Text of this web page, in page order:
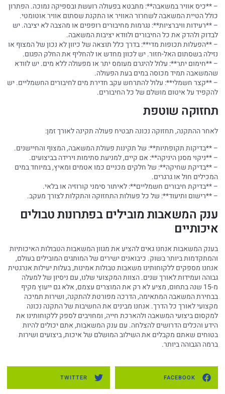
– **כיס אוויר במשאבה**: מתבטא בפעולה רועשת ובספיקה נמוכה. הפתרון
כולל הטיית המשאבה לשחרור האוויר או התקנת שסתום אוויר אוטומטי.
– **רעידות וויברציות**: נגרמות מחיבורים רופפים או מהצבה לא יציבה. יש
לבדוק ולהדק את כל החיבורים ולוודא יציבות המשאבה.
– **הפעלות תכופות מדי**: בדרך כלל תוצאה של כיוון לא נכון של המצוף או
נזילה בשסתום האל-חזור. יש לכוון מחדש או להחליף את החלק הפגום.
– **חימום יתר**: עלול להיגרם מעומס יתר או מפעולה ללא מים. יש לוודא
שהמשאבה תמיד מכוסה במים בעת הפעולה.
– **קצר חשמלי**: עלול להתרחש עקב חדירת מים לחיבורים החשמליים. יש
להקפיד על איטום מושלם של כל החיבורים.
תחזוקה שוטפת
לאחר ההתקנה, תחזוקה נכונה תבטיח פעולה תקינה לאורך זמן:
– **בדיקות תקופתיות**: של תקינות פעולת המשאבה, המצוף והחיישנים.
– **ניקוי מסנן היניקה**: אם קיים, למניעת סתימות וירידה בביצועים.
– **בדיקת שחיקה**: של חלקים מכניים כמו אטמים ומאיץ, במיוחד במים
המכילים חול או גרגרים.
– **בדיקת חיבורים חשמליים**: לאיתור סימני קורוזיה או בלאי.
– **רישום ותיעוד**: של כל פעולות התחזוקה והתקלות לצורך מעקב.
ענק המשאבות מובילים בפתרונות טבולים
איכותיים
בענק המשאבות אנחנו גאים להציע את מגוון המשאבות הטבולות האיכותיות
והמתקדמות ביותר בשוק. כיבואנים ישירים של המותגים המובילים בעולם,
אנחנו מספקים ללקוחותינו משאבות טבולות אמינות, בעלות יעילות אנרגטית
גבוהה ועמידות לאורך שנים. הצוות המקצועי שלנו, עם ניסיון של למעלה
מ-15 שנה בתחום, מציע לא רק את המוצרים עצמם, אלא גם ייעוץ מקיף
בבחירת המשאבה המתאימה, הדרכה מפורטת להתקנה, ושירות תמיכה
מקצועי לאורך כל הדרך. אנחנו מבינים את החשיבות של התקנה נכונה
למקסום ביצועי המשאבה ולהארכת חייה, ומחויבים לספק ללקוחותינו את
הידע והכלים הדרושים להצלחה. עם ענק המשאבות, אתם יכולים להיות
בטוחים שאתם מקבלים את השילוב המושלם של איכות, ביצועים ושירות
ברמה הגבוהה ביותר.
FACEBOOK
TWITTER